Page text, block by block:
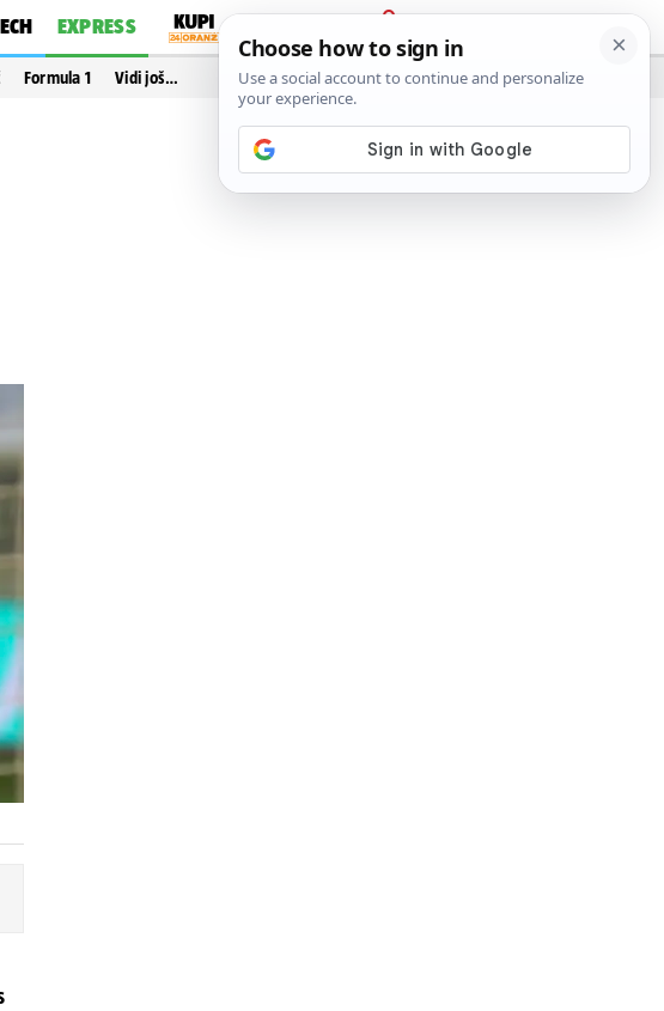
EXPRESS
PRIJAVA
Formula 1 Vidi još…